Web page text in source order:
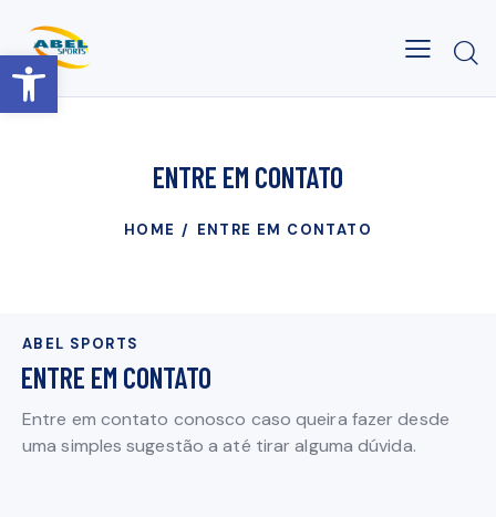
Barra de Ferramentas Aberta
ENTRE EM CONTATO
HOME ENTRE EM CONTATO
ABEL SPORTS
ENTRE EM CONTATO
Entre em contato conosco caso queira fazer desde
uma simples sugestão a até tirar alguma dúvida.